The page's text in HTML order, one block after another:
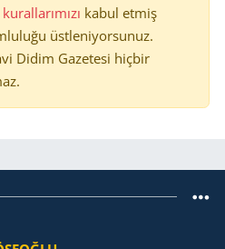
kabul etmiş
üstleniyorsunuz.
Didim Gazetesi hiçbir